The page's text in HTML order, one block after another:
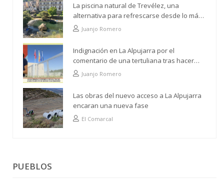
La piscina natural de Trevélez, una
alternativa para refrescarse desde lo más
altoJuanjo Romero
Indignación en La Alpujarra por el
comentario de una tertuliana tras hacer
alusión al analfabetismo con la comarca
Juanjo Romero
Las obras del nuevo acceso a La Alpujarra
encaran una nueva fase
El Comarcal
PUEBLOS